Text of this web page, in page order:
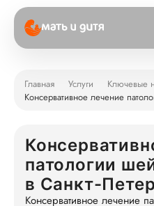
Главная Услуги Ключевые
Консервативное лечение
патологии
в Санкт-
Консервативное лечение